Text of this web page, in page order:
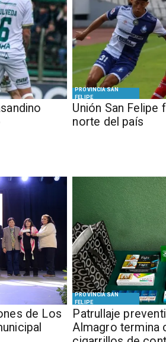
PROVINCIA SAN
FELIPE
Unión San Felipe
norte del país
de Los
PROVINCIA SAN
FELIPE
​Patrullaje
Almagro termina